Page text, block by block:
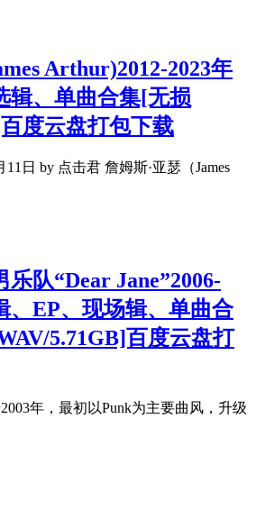
Arthur)2012-2023年
辑、单曲合集[无损
度云盘打包下载
日 by 点击君 詹姆斯·亚瑟（James
队“Dear Jane”2006-
、EP、现场辑、单曲合
5.71GB]百度云盘打
2003年，最初以Punk为主要曲风，升级